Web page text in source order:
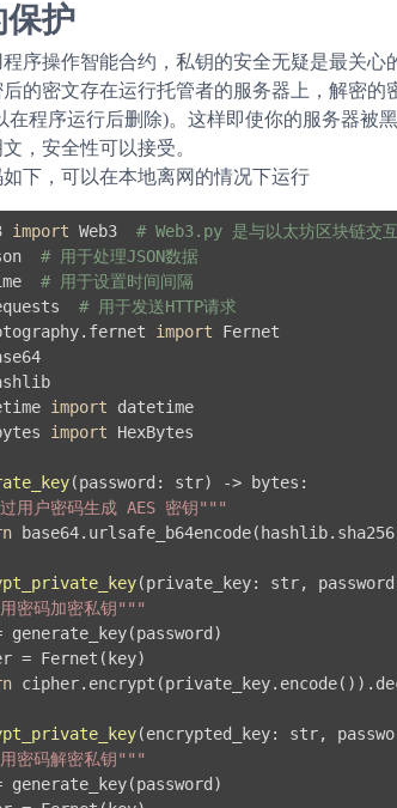
保护
序操作智能合约，私钥的安全无疑是最关心
的密文存在运行托管者的服务器上，解密
在程序运行后删除)。这样即使你的服务器被
，安全性可以接受。
下，可以在本地离网的情况下运行
import Web3 # Web3.py 是与以太坊区块链交
# 用于处理JSON数据
# 用于设置时间间隔
# 用于发送HTTP请求
import
base64
hashlib
import
datetime
import HexBytes
(password: str)
-> bytes:
用户密码生成 AES 密钥"""
(private_key: str,
密码加密私钥"""
generate_key(password)
= Fernet(key)
(encrypted_key: str,
密码解密私钥"""
generate_key(password)